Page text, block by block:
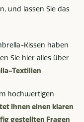
und lassen Sie das
Kissen haben
Sie hier alles über
Textilien.
hochwertigen
Ihnen einen klaren
gestellten Fragen